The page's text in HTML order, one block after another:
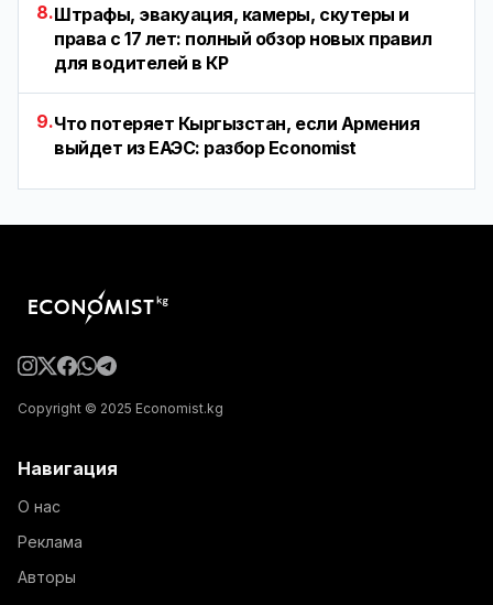
8.Штрафы, эвакуация, камеры, скутеры и
права с 17 лет: полный обзор новых правил
для водителей в КР
9.Что потеряет Кыргызстан, если Армения
выйдет из ЕАЭС: разбор Economist
Copyright © 2025 Economist.kg
Навигация
О нас
Реклама
Авторы